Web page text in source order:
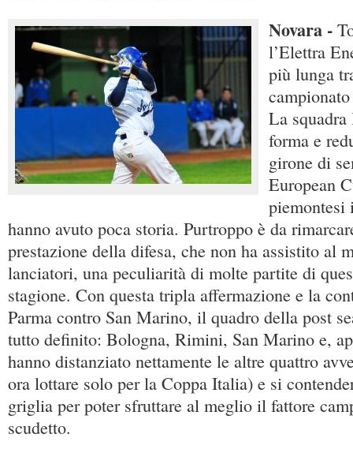
Novara -
l’Elettra
più lunga
La
forma e
girone di
European
piemontesi
hanno avuto poca storia. Purtroppo è da
prestazione della difesa, che non ha assistito al
lanciatori, una peculiarità di molte partite di
stagione. Con questa tripla affermazione e la
Parma contro San Marino, il quadro della post
tutto definito: Bologna, Rimini, San Marino e,
hanno distanziato nettamente le altre quattro
ora lottare solo per la Coppa Italia) e si
griglia per poter sfruttare al meglio il fattore
scudetto.